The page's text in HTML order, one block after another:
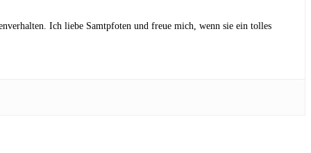
Ich liebe Samtpfoten und freue mich, wenn sie ein tolles